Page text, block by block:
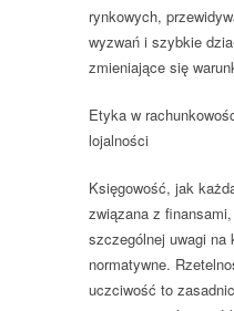
rynkowych,
wyzwań i szybkie
zmieniające się
Etyka w
lojalności
Księgowość, jak
związana z
szczególnej uwagi na
normatywne.
uczciwość to